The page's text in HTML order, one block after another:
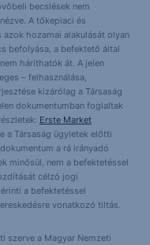
becslések nem
A tőkepiaci és
hozamai alakulását olyan
befolyása, a befektető által
háríthatók át. A jelen
– felhasználása,
kizárólag a Társaság
dokumentumban foglaltak
Erste Market
a Társaság ügyletek előtti
a rá irányadó
minősül, nem a befektetéssel
célzó jogi
a befektetéssel
vonatkozó tiltás.
szerve a Magyar Nemzeti